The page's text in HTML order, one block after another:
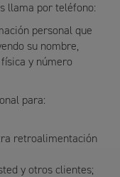
llama por teléfono:
personal que
su nombre,
y número
para:
retroalimentación
y otros clientes;